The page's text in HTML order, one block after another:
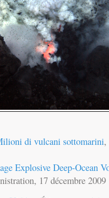
di vulcani sottomarini,
Explosive Deep-Ocean
17 décembre 2009